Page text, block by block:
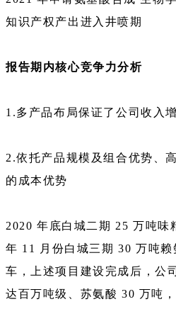
知识产权产出进入井喷期
报告期内核心竞争力分析
1.多产品布局保证了公司收入
2.依托产品规模及组合优势、
的成本优势
2020 年底白城二期 25 万吨味
年 11 月份白城三期 30 万吨
车，上述项目建设完成后，公
达百万吨级、苏氨酸 30 万吨